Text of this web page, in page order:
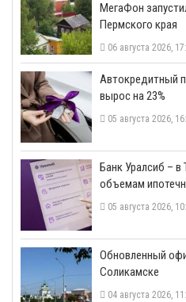
МегаФон
Пермского края
06 августа 2026,
​Автокредитный
вырос на 23%
05 августа 2026,
​Банк Уралсиб – в
объемам
05 августа 2026,
​Обновленный
Соликамске
04 августа 2026,